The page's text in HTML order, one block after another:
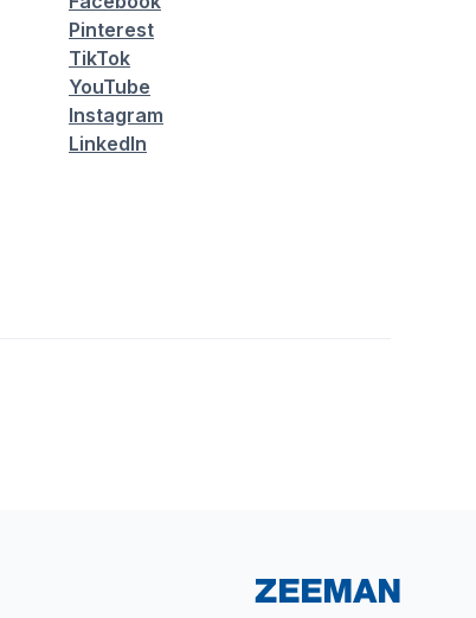
Pinterest
TikTok
YouTube
Instagram
LinkedIn